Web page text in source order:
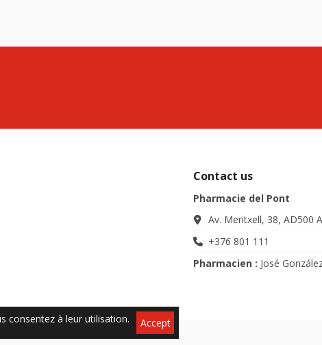
Contact us
Pharmacie del Pont
Av. Meritxell, 38, AD500
+376 801 111
Pharmacien : José
consentez à leur utilisation. Accept